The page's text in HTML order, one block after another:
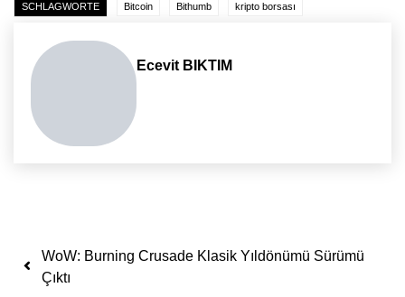
SCHLAGWORTE Bitcoin Bithumb kripto borsası
Ecevit BIKTIM
Yazı dolaşımı
WoW: Burning Crusade Klasik Yıldönümü Sürümü
Çıktı